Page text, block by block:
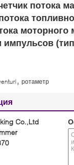
потока
, ротаметр
Co.,Ltd